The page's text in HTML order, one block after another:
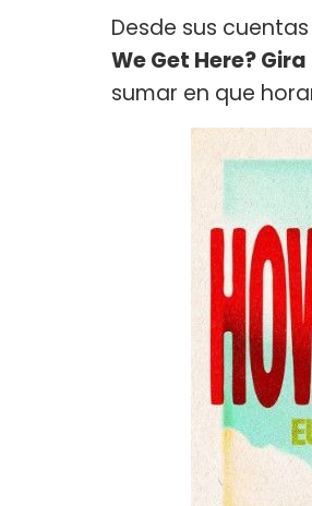
Desde sus
We Get Here?
sumar en que